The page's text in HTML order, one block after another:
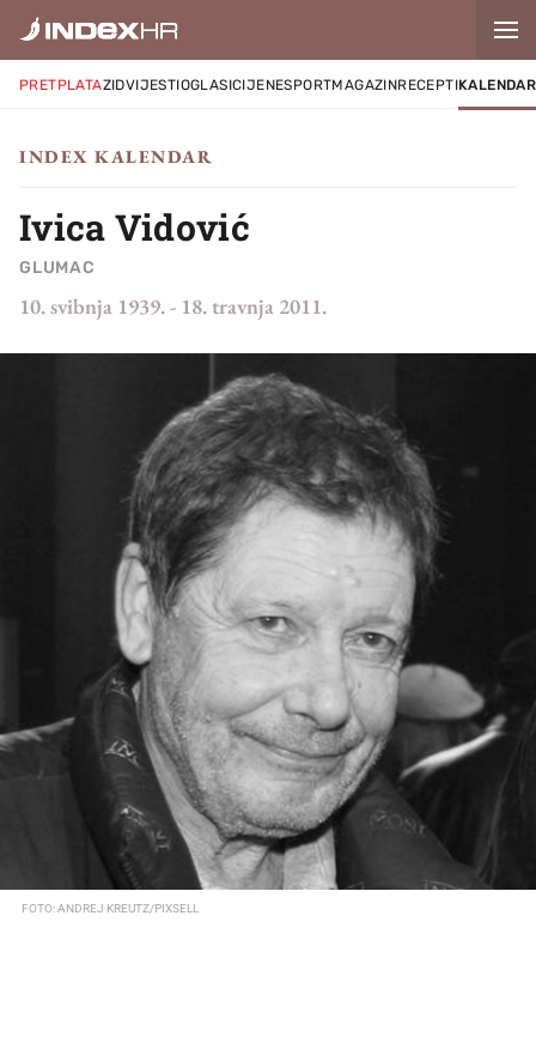
PRETPLATAZIDVIJESTIOGLASICIJENESPORTMAGAZINRECEPTIKALENDAR
INDEX KALENDAR
Ivica Vidović
GLUMAC
10. svibnja 1939.- 18. travnja 2011.
FOTO: ANDREJ KREUTZ/PIXSELL